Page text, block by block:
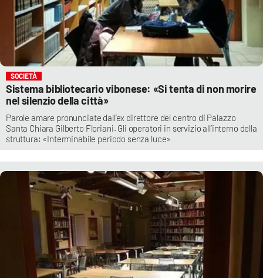
SOCIETÀ
Sistema bibliotecario vibonese: «Si tenta di non morire
nel silenzio della città»
Parole amare pronunciate dall’ex direttore del centro di Palazzo
Santa Chiara Gilberto Floriani. Gli operatori in servizio all’interno della
struttura: «Interminabile periodo senza luce»